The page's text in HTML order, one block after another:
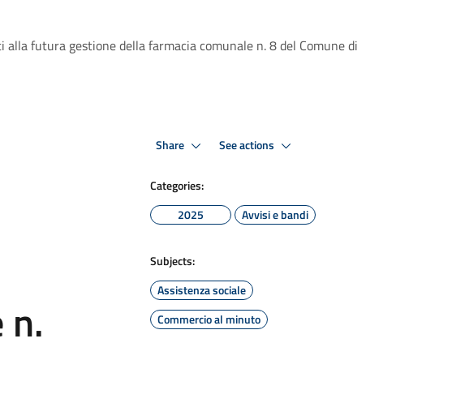
futura gestione della farmacia comunale n. 8 del Comune di
Share See actions
Categories:
2025
Avvisi e bandi
Subjects:
Assistenza sociale
Commercio al minuto